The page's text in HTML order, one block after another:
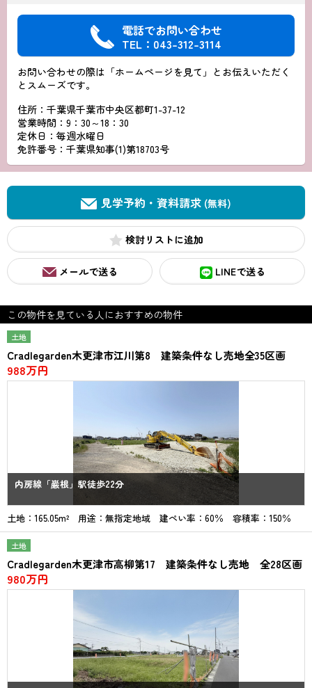
電話でお問い合わせ
TEL：043-312-3114
お問い合わせの際は「ホームページを見て」とお伝えいただく
とスムーズです。
住所：千葉県千葉市中央区都町1-37-12
営業時間：9：30～18：30
定休日：毎週水曜日
免許番号：千葉県知事(1)第18703号
見学予約・資料請求 (無料)
検討リスト
メールで送る LINEで送る
この物件を見ている人におすすめの物件
土地
Cradlegarden木更津市江川第8 建築条件なし売地全35区画
988万円
内房線「巌根」駅徒歩22分
土地：165.05m² 用途：無指定地域 建ぺい率：60％ 容積率：150％
土地
Cradlegarden木更津市高柳第17 建築条件なし売地 全28区画
980万円